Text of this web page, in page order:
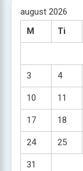
august 2026
M
Ti
3 4
10 11
17 18
24 25
31